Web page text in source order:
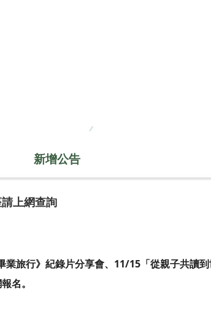
新增公告
上網查詢
旅行》紀錄片分享會、11/15「從親子共讀
名。